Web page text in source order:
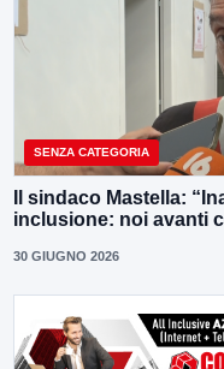
SENZA CATEGORIA
Il sindaco Mastella:
inclusione: noi avanti
30 GIUGNO 2026